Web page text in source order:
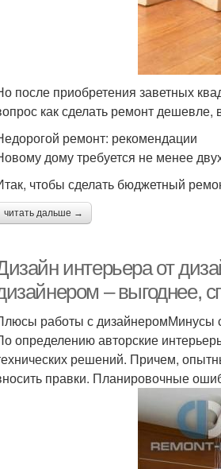
после приобретения заветных
как сделать ремонт дешевле,
ремонт: рекомендации
дому требуется не менее
чтобы сделать бюджетный
читать дальше →
интерьера от
– выгоднее,
работы с дизайнеромМинусы
определению авторские
решений. Причем,
правки. Планировочные